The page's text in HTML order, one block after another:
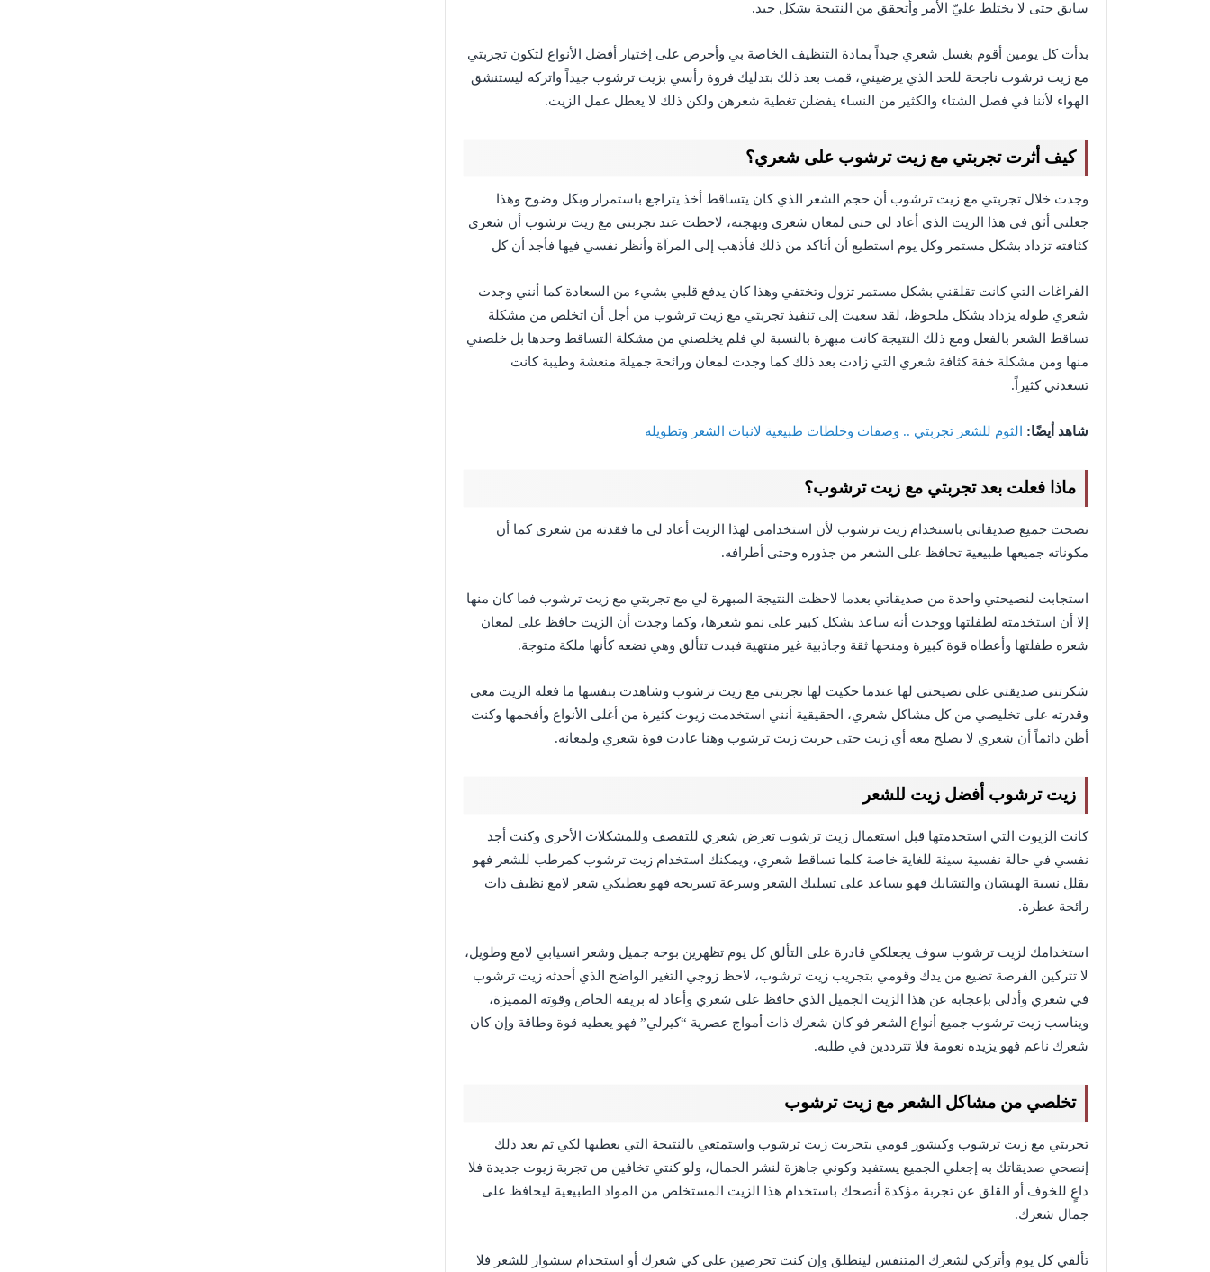
سابق حتى لا يختلط عليّ الأمر وأتحقق من النتيجة بشكل جيد.
بدأت كل يومين أقوم بغسل شعري جيداً بمادة التنظيف الخاصة بي وأحرص على إختيار أفضل الأنواع لتكون تجربتي
مع زيت ترشوب ناجحة للحد الذي يرضيني، قمت بعد ذلك بتدليك فروة رأسي بزيت ترشوب جيداً واتركه ليستنشق
الهواء لأننا في فصل الشتاء والكثير من النساء يفضلن تغطية شعرهن ولكن ذلك لا يعطل عمل الزيت.
كيف أثرت تجربتي مع زيت ترشوب على شعري؟
وجدت خلال تجربتي مع زيت ترشوب أن حجم الشعر الذي كان يتساقط أخذ يتراجع باستمرار وبكل وضوح وهذا
جعلني أثق في هذا الزيت الذي أعاد لي حتى لمعان شعري وبهجته، لاحظت عند تجربتي مع زيت ترشوب أن شعري
كثافته تزداد بشكل مستمر وكل يوم استطيع أن أتاكد من ذلك فأذهب إلى المرآة وأنظر نفسي فيها فأجد أن كل
الفراغات التي كانت تقلقني بشكل مستمر تزول وتختفي وهذا كان يدفع قلبي بشيء من السعادة كما أنني وجدت
شعري طوله يزداد بشكل ملحوظ، لقد سعيت إلى تنفيذ تجربتي مع زيت ترشوب من أجل أن اتخلص من مشكلة
تساقط الشعر بالفعل ومع ذلك النتيجة كانت مبهرة بالنسبة لي فلم يخلصني من مشكلة التساقط وحدها بل خلصني
منها ومن مشكلة خفة كثافة شعري التي زادت بعد ذلك كما وجدت لمعان ورائحة جميلة منعشة وطيبة كانت
تسعدني كثيراً.
شاهد أيضًا: الثوم للشعر تجربتي .. وصفات وخلطات طبيعية لانبات الشعر وتطويله
ماذا فعلت بعد تجربتي مع زيت ترشوب؟
نصحت جميع صديقاتي باستخدام زيت ترشوب لأن استخدامي لهذا الزيت أعاد لي ما فقدته من شعري كما أن
مكوناته جميعها طبيعية تحافظ على الشعر من جذوره وحتى أطرافه.
استجابت لنصيحتي واحدة من صديقاتي بعدما لاحظت النتيجة المبهرة لي مع تجربتي مع زيت ترشوب فما كان منها
إلا أن استخدمته لطفلتها ووجدت أنه ساعد بشكل كبير على نمو شعرها، وكما وجدت أن الزيت حافظ على لمعان
شعره طفلتها وأعطاه قوة كبيرة ومنحها ثقة وجاذبية غير منتهية فبدت تتألق وهي تضعه كأنها ملكة متوجة.
شكرتني صديقتي على نصيحتي لها عندما حكيت لها تجربتي مع زيت ترشوب وشاهدت بنفسها ما فعله الزيت معي
وقدرته على تخليصي من كل مشاكل شعري، الحقيقية أنني استخدمت زيوت كثيرة من أغلى الأنواع وأفخمها وكنت
أظن دائماً أن شعري لا يصلح معه أي زيت حتى جربت زيت ترشوب وهنا عادت قوة شعري ولمعانه.
زيت ترشوب أفضل زيت للشعر
كانت الزيوت التي استخدمتها قبل استعمال زيت ترشوب تعرض شعري للتقصف وللمشكلات الأخرى وكنت أجد
نفسي في حالة نفسية سيئة للغاية خاصة كلما تساقط شعري، ويمكنك استخدام زيت ترشوب كمرطب للشعر فهو
يقلل نسبة الهيشان والتشابك فهو يساعد على تسليك الشعر وسرعة تسريحه فهو يعطيكي شعر لامع نظيف ذات
رائحة عطرة.
استخدامك لزيت ترشوب سوف يجعلكي قادرة على التألق كل يوم تظهرين بوجه جميل وشعر انسيابي لامع وطويل،
لا تتركين الفرصة تضيع من يدك وقومي بتجريب زيت ترشوب، لاحظ زوجي التغير الواضح الذي أحدثه زيت ترشوب
في شعري وأدلى بإعجابه عن هذا الزيت الجميل الذي حافظ على شعري وأعاد له بريقه الخاص وقوته المميزة،
ويناسب زيت ترشوب جميع أنواع الشعر فو كان شعرك ذات أمواج عصرية “كيرلي” فهو يعطيه قوة وطاقة وإن كان
شعرك ناعم فهو يزيده نعومة فلا تترددين في طلبه.
تخلصي من مشاكل الشعر مع زيت ترشوب
تجربتي مع زيت ترشوب وكيشور قومي بتجربت زيت ترشوب واستمتعي بالنتيجة التي يعطيها لكي ثم بعد ذلك
إنصحي صديقاتك به إجعلي الجميع يستفيد وكوني جاهزة لنشر الجمال، ولو كنتي تخافين من تجربة زيوت جديدة فلا
داعٍ للخوف أو القلق عن تجربة مؤكدة أنصحك باستخدام هذا الزيت المستخلص من المواد الطبيعية ليحافظ على
جمال شعرك.
تألقي كل يوم وأتركي لشعرك المتنفس لينطلق وإن كنت تحرصين على كي شعرك أو استخدام سشوار للشعر فلا